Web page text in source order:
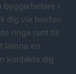
byggarbetare i
dig via telefon
ringa runt till
lämna en
kontakta dig